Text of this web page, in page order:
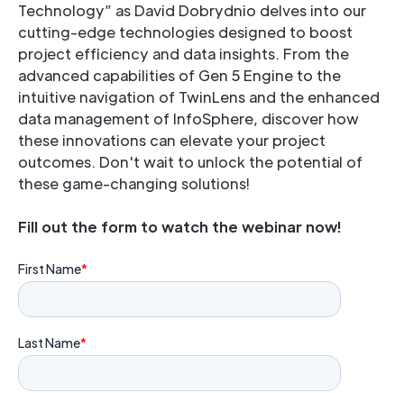
Technology” as David Dobrydnio delves into our
cutting-edge technologies designed to boost
project efficiency and data insights. From the
advanced capabilities of Gen 5 Engine to the
intuitive navigation of TwinLens and the enhanced
data management of InfoSphere, discover how
these innovations can elevate your project
outcomes. Don't wait to unlock the potential of
these game-changing solutions!
Fill out the form to watch the webinar now!